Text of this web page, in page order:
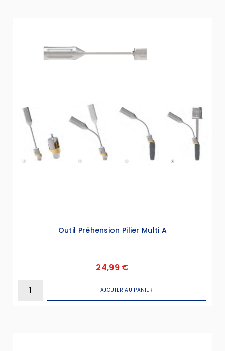
Outil Préhension Pilier Multi A
24,99 €
AJOUTER AU PANIER